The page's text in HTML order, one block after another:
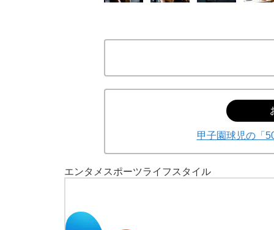
甲子園球児の「
エンタメ スポーツライフスタイル